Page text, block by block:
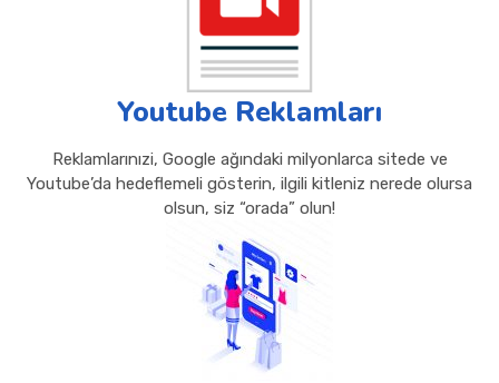
Youtube Reklamları
Reklamlarınızi, Google ağındaki milyonlarca sitede ve
Youtube’da hedeflemeli gösterin, ilgili kitleniz nerede olursa
olsun, siz “orada” olun!